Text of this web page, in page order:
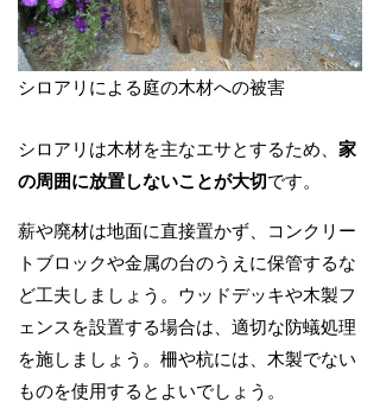
シロアリによる庭の木材への被害
シロアリは木材を主なエサとするため、 家
の周囲に放置しないことが大切です。
薪や廃材は地面に直接置かず、コンクリー
トブロックや金属の台のうえに保管するな
ど工夫しましょう。ウッドデッキや木製フ
ェンスを設置する場合は、適切な防蟻処理
を施しましょう。柵や杭には、木製でない
ものを使用するとよいでしょう。